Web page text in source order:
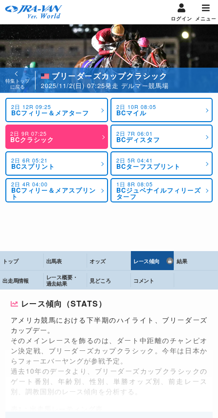
ログイン メニュー
特集トップ
に戻る
ブリーダーズカップクラシック
2025/11/2(日) 07:25発走 デルマー競馬場
2日 12R 09:25
BCフィリー＆メアターフ
2日 10R 08:05
BCマイル
2日 9R 07:25
BCクラシック
2日 7R 06:01
BCディスタフ
2日 6R 05:21
BCスプリント
2日 5R 04:41
BCターフスプリント
2日 4R 04:00
BCフィリー＆メアスプリン
ト
1日 8R 08:05
BCジュベナイルフィリーズ
ターフ
トップ 出馬表 オッズ レース傾向 結果
出走馬情報
レース概要・
過去結果
見どころ コメント
レース傾向（STATS）
アメリカ競馬における下半期のハイライト、ブリーダーズ
カップデー。
そのメインレースを飾るのは、ダート中距離のチャンピオ
ン決定戦、ブリーダーズカップクラシック。今年は日本か
らフォーエバーヤングが参戦予定。
過去10年のデータより、ブリーダーズカップクラシックの
ゲート番別、年齢別、性別、単勝オッズ別、前走レース
別、調教国別のレース傾向を分析する。